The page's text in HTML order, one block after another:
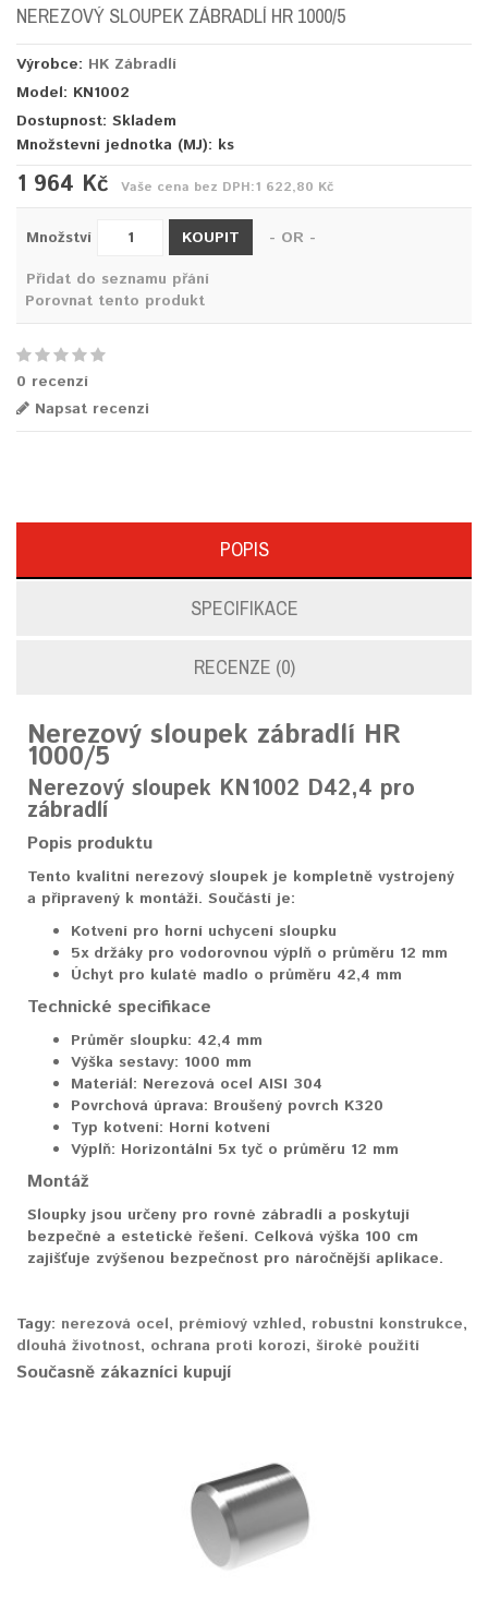
NEREZOVÝ SLOUPEK ZÁBRADLÍ HR 1000/5
Výrobce: HK Zábradlí
Model: KN1002
Dostupnost: Skladem
Množstevní jednotka (MJ): ks
1 964 Kč Vaše cena bez DPH:1 622,80 Kč
Množství KOUPIT
- OR -
Přidat do seznamu přání
Porovnat tento produkt
0 recenzí
Napsat recenzi
POPIS
SPECIFIKACE
RECENZE (0)
Nerezový sloupek zábradlí HR
1000/5
Nerezový sloupek KN1002 D42,4 pro
zábradlí
Popis produktu
Tento kvalitní nerezový sloupek je kompletně vystrojený
a připravený k montáži. Součástí je:
Kotvení pro horní uchycení sloupku
5x držáky pro vodorovnou výplň o průměru 12 mm
Úchyt pro kulaté madlo o průměru 42,4 mm
Technické specifikace
Průměr sloupku: 42,4 mm
Výška sestavy: 1000 mm
Materiál: Nerezová ocel AISI 304
Povrchová úprava: Broušený povrch K320
Typ kotvení: Horní kotvení
Výplň: Horizontální 5x tyč o průměru 12 mm
Montáž
Sloupky jsou určeny pro rovné zábradlí a poskytují
bezpečné a estetické řešení. Celková výška 100 cm
zajišťuje zvýšenou bezpečnost pro náročnější aplikace.
Tagy: nerezová ocel, prémiový vzhled, robustní konstrukce,
dlouhá životnost, ochrana proti korozi, široké použití
Současně zákazníci kupují